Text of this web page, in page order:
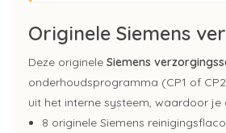
Originele Siemens
Deze originele Siemens
onderhoudsprogramma (CP1 of
uit het interne systeem, waardoor
8 originele Siemens